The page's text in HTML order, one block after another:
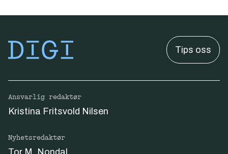
Tips oss
Ansvarlig redaktør
Kristina Fritsvold Nilsen
Nyhetsredaktør
Tor M. Nondal